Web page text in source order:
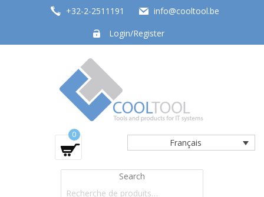
+32-2-2511191
info@cooltool.be
Login/Register
Tools and products for office systems
Français
0
Search